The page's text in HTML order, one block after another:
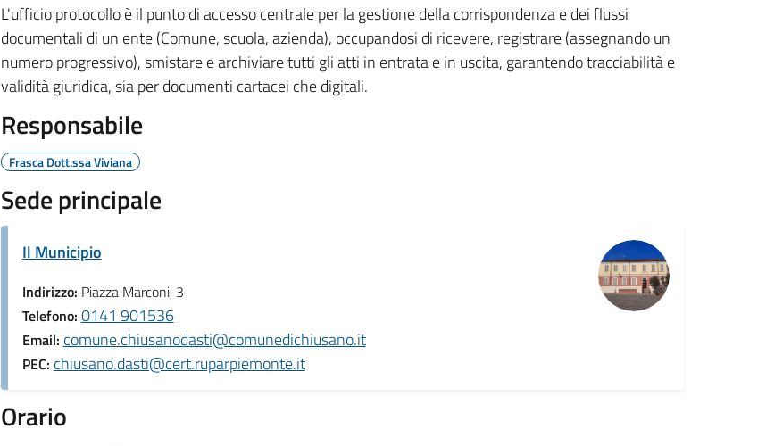
L'ufficio protocollo è il punto di accesso centrale per la gestione della corrispondenza e dei flussi
documentali di un ente (Comune, scuola, azienda), occupandosi di ricevere, registrare (assegnando un
numero progressivo), smistare e archiviare tutti gli atti in entrata e in uscita, garantendo tracciabilità e
validità giuridica, sia per documenti cartacei che digitali.
Responsabile
Frasca Dott.ssa Viviana
Sede principale
Il Municipio
Indirizzo: Piazza Marconi, 3
Telefono: 0141 901536
Email: comune.chiusanodasti@comunedichiusano.it
PEC: chiusano.dasti@cert.ruparpiemonte.it
Orario